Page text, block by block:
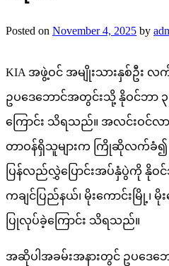
Posted on November 4, 2025 by
KIA အဖွဲ့ဝင် အမျိုးသားနှစ်ဦး
ဥပဒေဘောင်အတွင်းသို့ နိုဝင်ဘာ
ကြောင်း သိရသည်။ အလင်းဝင်
တာဝန်ရှိသူများက ကြိုဆိုလက်ခံ၍
ပြန်လည်လွှဲပြောင်းအပ်နှံပွဲကို နိုဝ
ကချင်ပြည်နယ်၊ မိုးကောင်းမြို့၊
ပြုလုပ်ခဲ့ကြောင်း သိရသည်။
အဆိုပါအခမ်းအနားတွင် ဥပဒေဘ